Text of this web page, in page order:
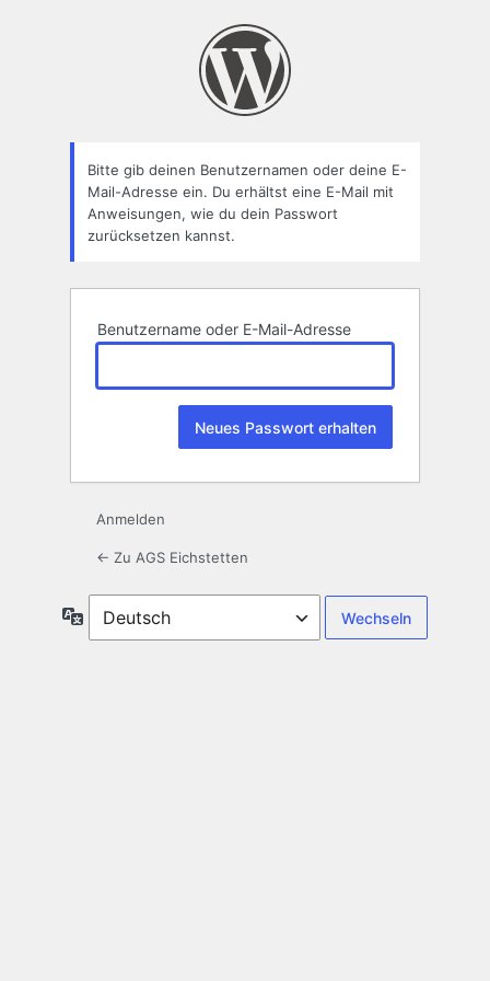
Bitte gib deinen Benutzernamen oder deine E-
Mail-Adresse ein. Du erhältst eine E-Mail mit
Anweisungen, wie du dein Passwort
zurücksetzen kannst.
Benutzername oder E-Mail-Adresse
Anmelden
← Zu AGS Eichstetten
Sprache